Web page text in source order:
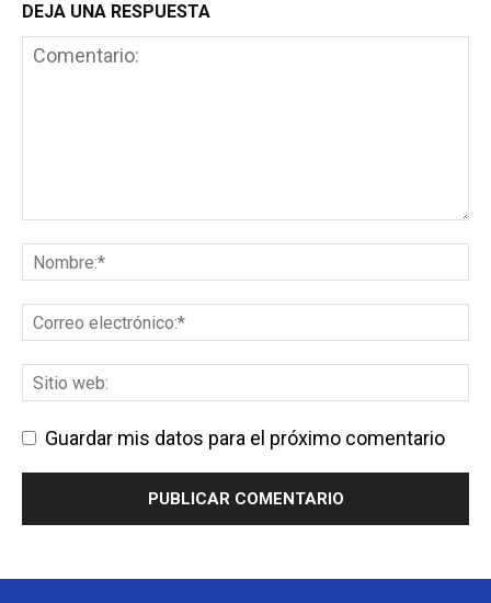
DEJA UNA RESPUESTA
Guardar mis datos para el próximo comentario